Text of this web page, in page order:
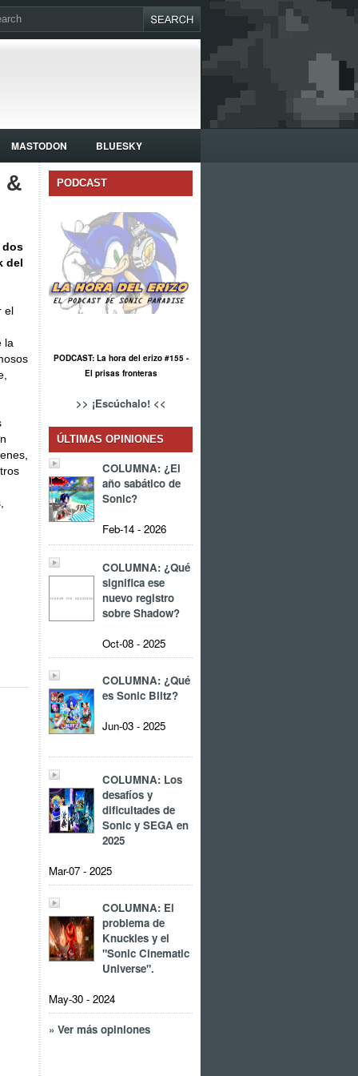
MASTODON BLUESKY
&
dos
del
el
la
PODCAST
PODCAST: La hora del erizo #155 -
El prisas fronteras
>> ¡Escúchalo! <<
ÚLTIMAS OPINIONES
COLUMNA: ¿El
año sabático de
Sonic?
Feb-14 - 2026
COLUMNA: ¿Qué
significa ese
nuevo registro
sobre Shadow?
Oct-08 - 2025
COLUMNA: ¿Qué
es Sonic Blitz?
Jun-03 - 2025
COLUMNA: Los
desafíos y
dificultades de
Sonic y SEGA en
2025
Mar-07 - 2025
COLUMNA: El
problema de
Knuckles y el
"Sonic Cinematic
Universe".
May-30 - 2024
» Ver más opiniones